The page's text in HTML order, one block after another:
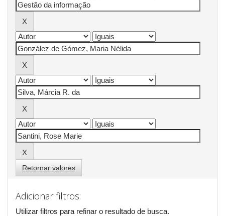
Retornar valores
Adicionar filtros:
Utilizar filtros para refinar o resultado de busca.